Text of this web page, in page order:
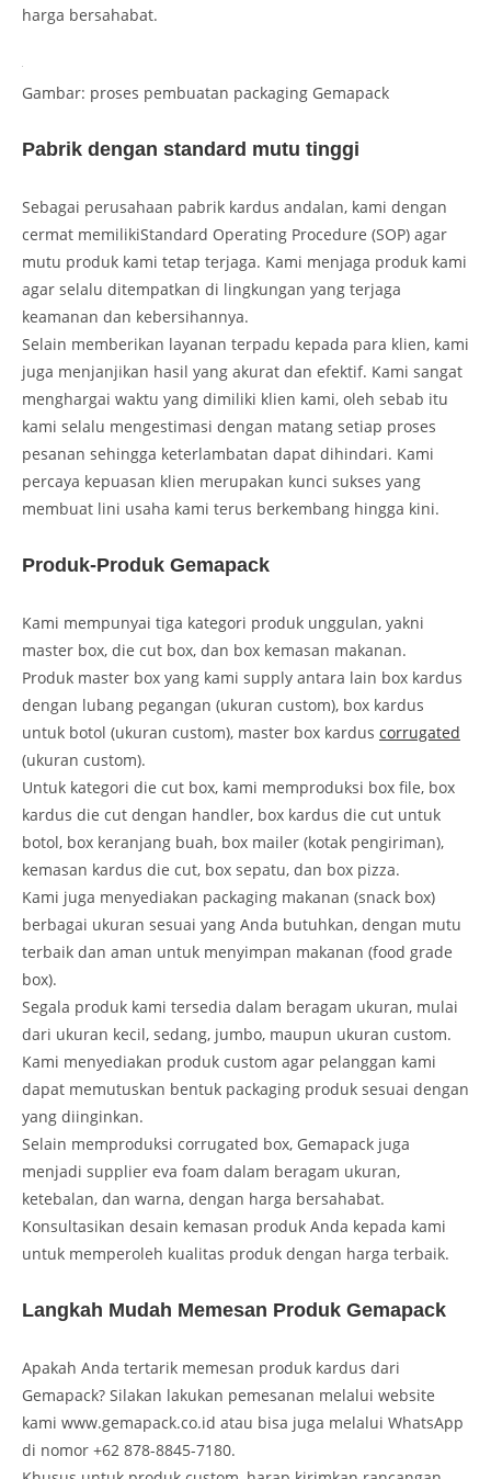
harga bersahabat.
Gambar: proses pembuatan packaging Gemapack
Pabrik dengan standard mutu tinggi
Sebagai perusahaan pabrik kardus andalan, kami dengan
cermat memilikiStandard Operating Procedure (SOP) agar
mutu produk kami tetap terjaga. Kami menjaga produk kami
agar selalu ditempatkan di lingkungan yang terjaga
keamanan dan kebersihannya.
Selain memberikan layanan terpadu kepada para klien, kami
juga menjanjikan hasil yang akurat dan efektif. Kami sangat
menghargai waktu yang dimiliki klien kami, oleh sebab itu
kami selalu mengestimasi dengan matang setiap proses
pesanan sehingga keterlambatan dapat dihindari. Kami
percaya kepuasan klien merupakan kunci sukses yang
membuat lini usaha kami terus berkembang hingga kini.
Produk-Produk Gemapack
Kami mempunyai tiga kategori produk unggulan, yakni
master box, die cut box, dan box kemasan makanan.
Produk master box yang kami supply antara lain box kardus
dengan lubang pegangan (ukuran custom), box kardus
untuk botol (ukuran custom), master box kardus corrugated
(ukuran custom).
Untuk kategori die cut box, kami memproduksi box file, box
kardus die cut dengan handler, box kardus die cut untuk
botol, box keranjang buah, box mailer (kotak pengiriman),
kemasan kardus die cut, box sepatu, dan box pizza.
Kami juga menyediakan packaging makanan (snack box)
berbagai ukuran sesuai yang Anda butuhkan, dengan mutu
terbaik dan aman untuk menyimpan makanan (food grade
box).
Segala produk kami tersedia dalam beragam ukuran, mulai
dari ukuran kecil, sedang, jumbo, maupun ukuran custom.
Kami menyediakan produk custom agar pelanggan kami
dapat memutuskan bentuk packaging produk sesuai dengan
yang diinginkan.
Selain memproduksi corrugated box, Gemapack juga
menjadi supplier eva foam dalam beragam ukuran,
ketebalan, dan warna, dengan harga bersahabat.
Konsultasikan desain kemasan produk Anda kepada kami
untuk memperoleh kualitas produk dengan harga terbaik.
Langkah Mudah Memesan Produk Gemapack
Apakah Anda tertarik memesan produk kardus dari
Gemapack? Silakan lakukan pemesanan melalui website
kami www.gemapack.co.id atau bisa juga melalui WhatsApp
di nomor +62 878-8845-7180.